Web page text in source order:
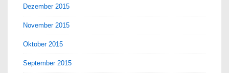
Dezember 2015
November 2015
Oktober 2015
September 2015